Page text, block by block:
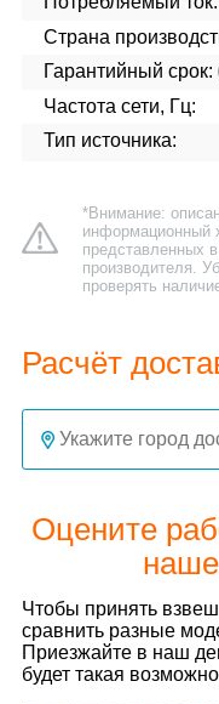
Страна
Гарантийный срок:
Частота сети, Гц:
Тип источника:
*Внимание:
информационный
представленных
производителя.
проверять
Расчёт
Оцените
Чтобы принять
сравнить разные
Приезжайте в наш
будет такая